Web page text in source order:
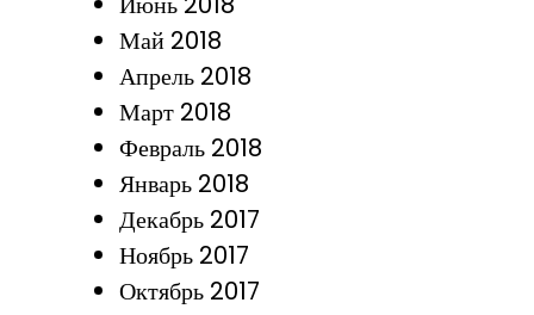
Май 2018
Апрель 2018
Март 2018
Февраль 2018
Январь 2018
Декабрь 2017
Ноябрь 2017
Октябрь 2017